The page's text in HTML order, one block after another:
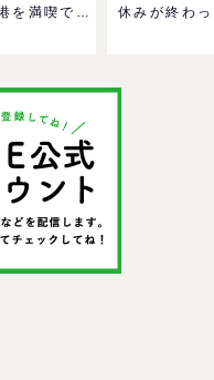
を満喫でき
休みが終わ